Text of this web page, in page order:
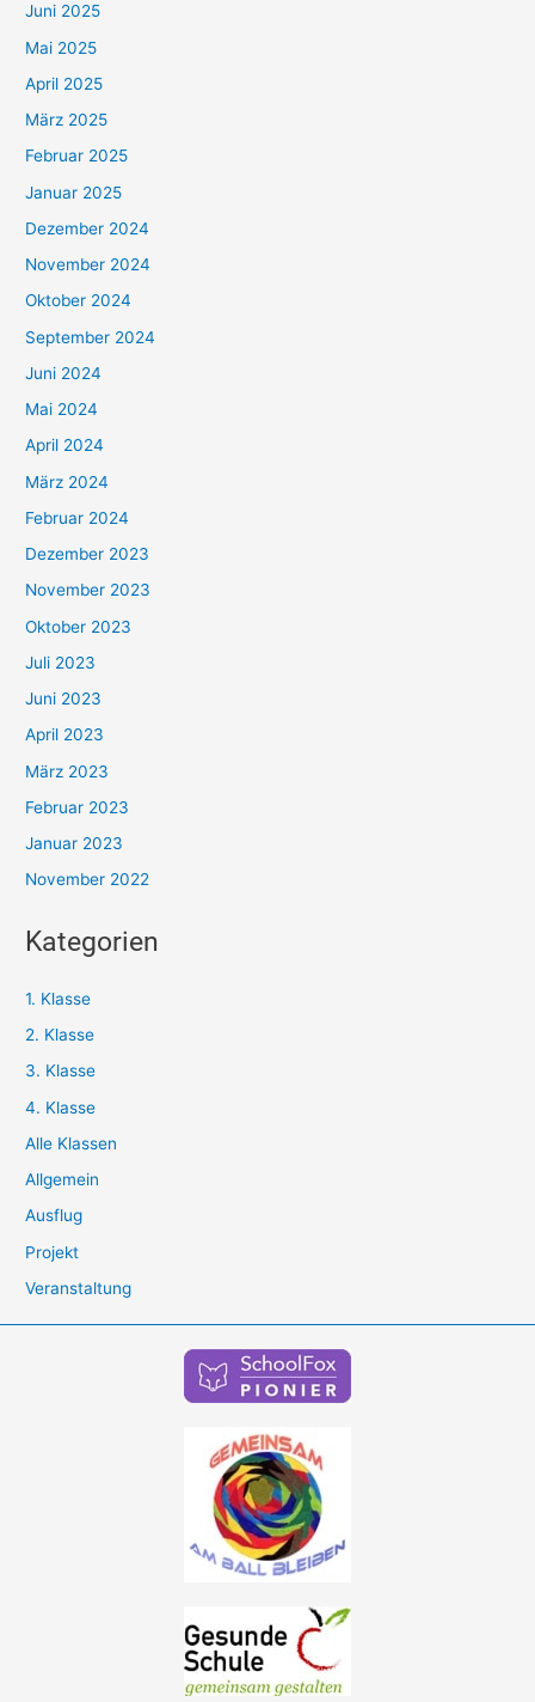
Juni 2025
Mai 2025
April 2025
März 2025
Februar 2025
Januar 2025
Dezember 2024
November 2024
Oktober 2024
September 2024
Juni 2024
Mai 2024
April 2024
März 2024
Februar 2024
Dezember 2023
November 2023
Oktober 2023
Juli 2023
Juni 2023
April 2023
März 2023
Februar 2023
Januar 2023
November 2022
Kategorien
1. Klasse
2. Klasse
3. Klasse
4. Klasse
Alle Klassen
Allgemein
Ausflug
Projekt
Veranstaltung